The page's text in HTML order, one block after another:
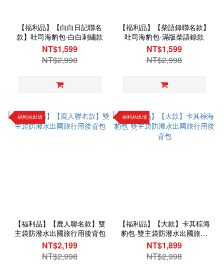
【福利品】【白白日記聯名
款】吐司海豹包-白白刺繡款
NT$1,599
NT$2,998
【福利品】【柴語錄聯名款】
吐司海豹包-滿版柴語錄款
NT$1,599
NT$2,998
福利品出清
【福利品】【鹿人聯名款】雙
主袋防潑水出國旅行用後背包
NT$2,199
NT$2,998
福利品出清
【福利品】【大款】卡其棕海
豹包-雙主袋防潑水出國旅行
用後背包
NT$1,899
NT$2,998